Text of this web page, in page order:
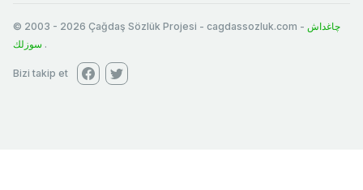
© 2003 - 2026 Çağdaş Sözlük Projesi - cagdassozluk.com - چاغداش
سوزلك .
Bizi takip et